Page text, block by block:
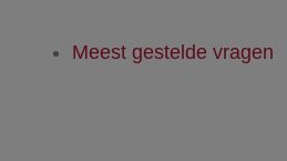
Meest gestelde vragen